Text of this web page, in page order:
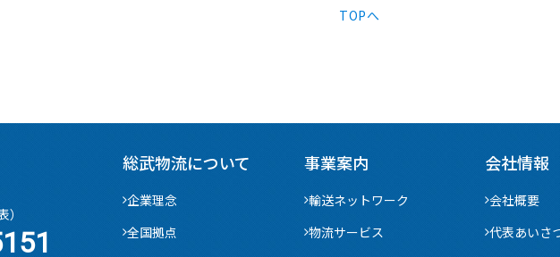
TOPへ
総武物流について
企業理念
全国拠点
事業案内
輸送ネットワーク
物流サービス
会社情報
会社概要
代表あいさ